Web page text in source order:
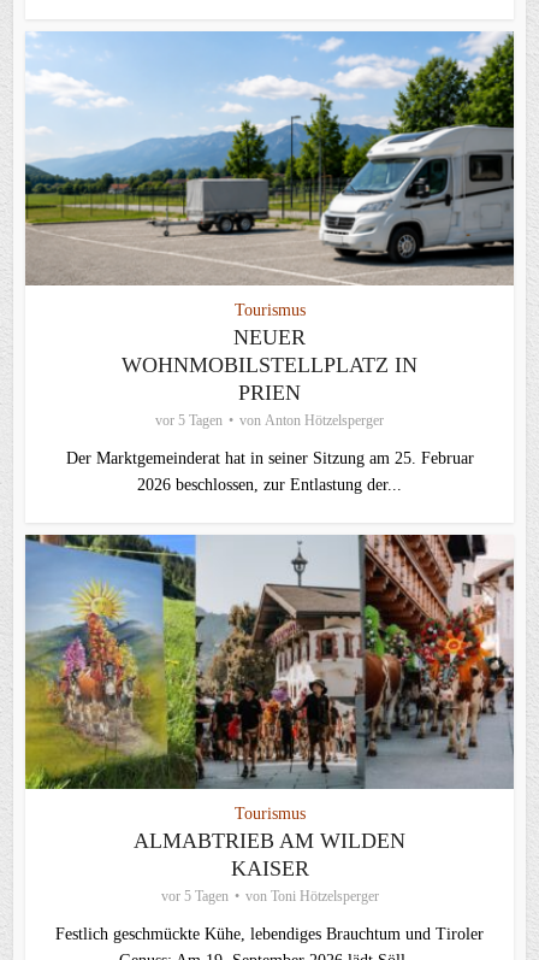
Tourismus
NEUER
WOHNMOBILSTELLPLATZ IN
PRIEN
vor 5 Tagen von Anton Hötzelsperger
Der Marktgemeinderat hat in seiner Sitzung am 25. Februar
2026 beschlossen, zur Entlastung der...
Tourismus
ALMABTRIEB AM WILDEN
KAISER
vor 5 Tagen von Toni Hötzelsperger
Festlich geschmückte Kühe, lebendiges Brauchtum und Tiroler